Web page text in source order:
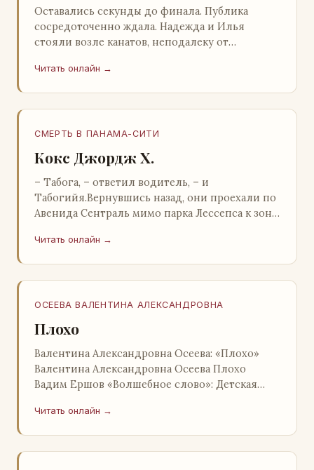
Оставались секунды до финала. Публика
сосредоточенно ждала. Надежда и Илья
стояли возле канатов, неподалеку от
прочей публики, …
Читать онлайн →
СМЕРТЬ В ПАНАМА-СИТИ
Кокс Джордж Х.
– Табога, – ответил водитель, – и
Табогийя.Вернувшись назад, они проехали по
Авенида Сентраль мимо парка Лессепса к зоне
отель…
Читать онлайн →
ОСЕЕВА ВАЛЕНТИНА АЛЕКСАНДРОВНА
Плохо
Валентина Александровна Осеева: «Плохо»
Валентина Александровна Осеева Плохо
Вадим Ершов «Волшебное слово»: Детская
Александровна ОСЕЕВ…
Читать онлайн →